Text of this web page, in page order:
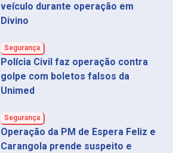
veículo durante operação em
Divino
Segurança
Polícia Civil faz operação contra
golpe com boletos falsos da
Unimed
Segurança
Operação da PM de Espera Feliz e
Carangola prende suspeito e